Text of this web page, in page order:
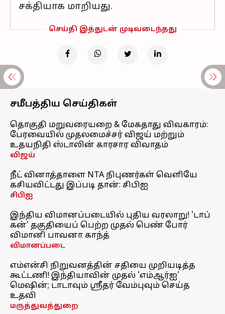
சக்தியாக மாறியது.
செய்தி இத்துடன் முடிவடைந்தது
சமீபத்திய செய்திகள்
தொகுதி மறுவரையறை & மேகதாது விவகாரம்:
பேரவையில் முதலமைச்சர் விஜய் மற்றும்
உதயநிதி ஸ்டாலின் காரசார விவாதம்
விஜய்
நீட் வினாத்தாளை NTA நிபுணர்கள் வெளியே
கசியவிட்டது இப்படி தான்: சிபிஐ
சிபிஐ
இந்திய விமானப்படையில் புதிய வரலாறு! 'டாப்
கன்' தகுதியைப் பெற்ற முதல் பெண் போர்
விமானி பாவனா காந்த்
விமானப்படை
எம்என்சி நிறுவனத்தின் சதியை முறியடித்த
கூட்டணி! இந்தியாவின் முதல் 'எம்ஆர்ஐ'
மெஷின்; டாடாவும் ஸ்ரீதர் வேம்புவும் செய்த
உதவி
மருத்துவத்துறை